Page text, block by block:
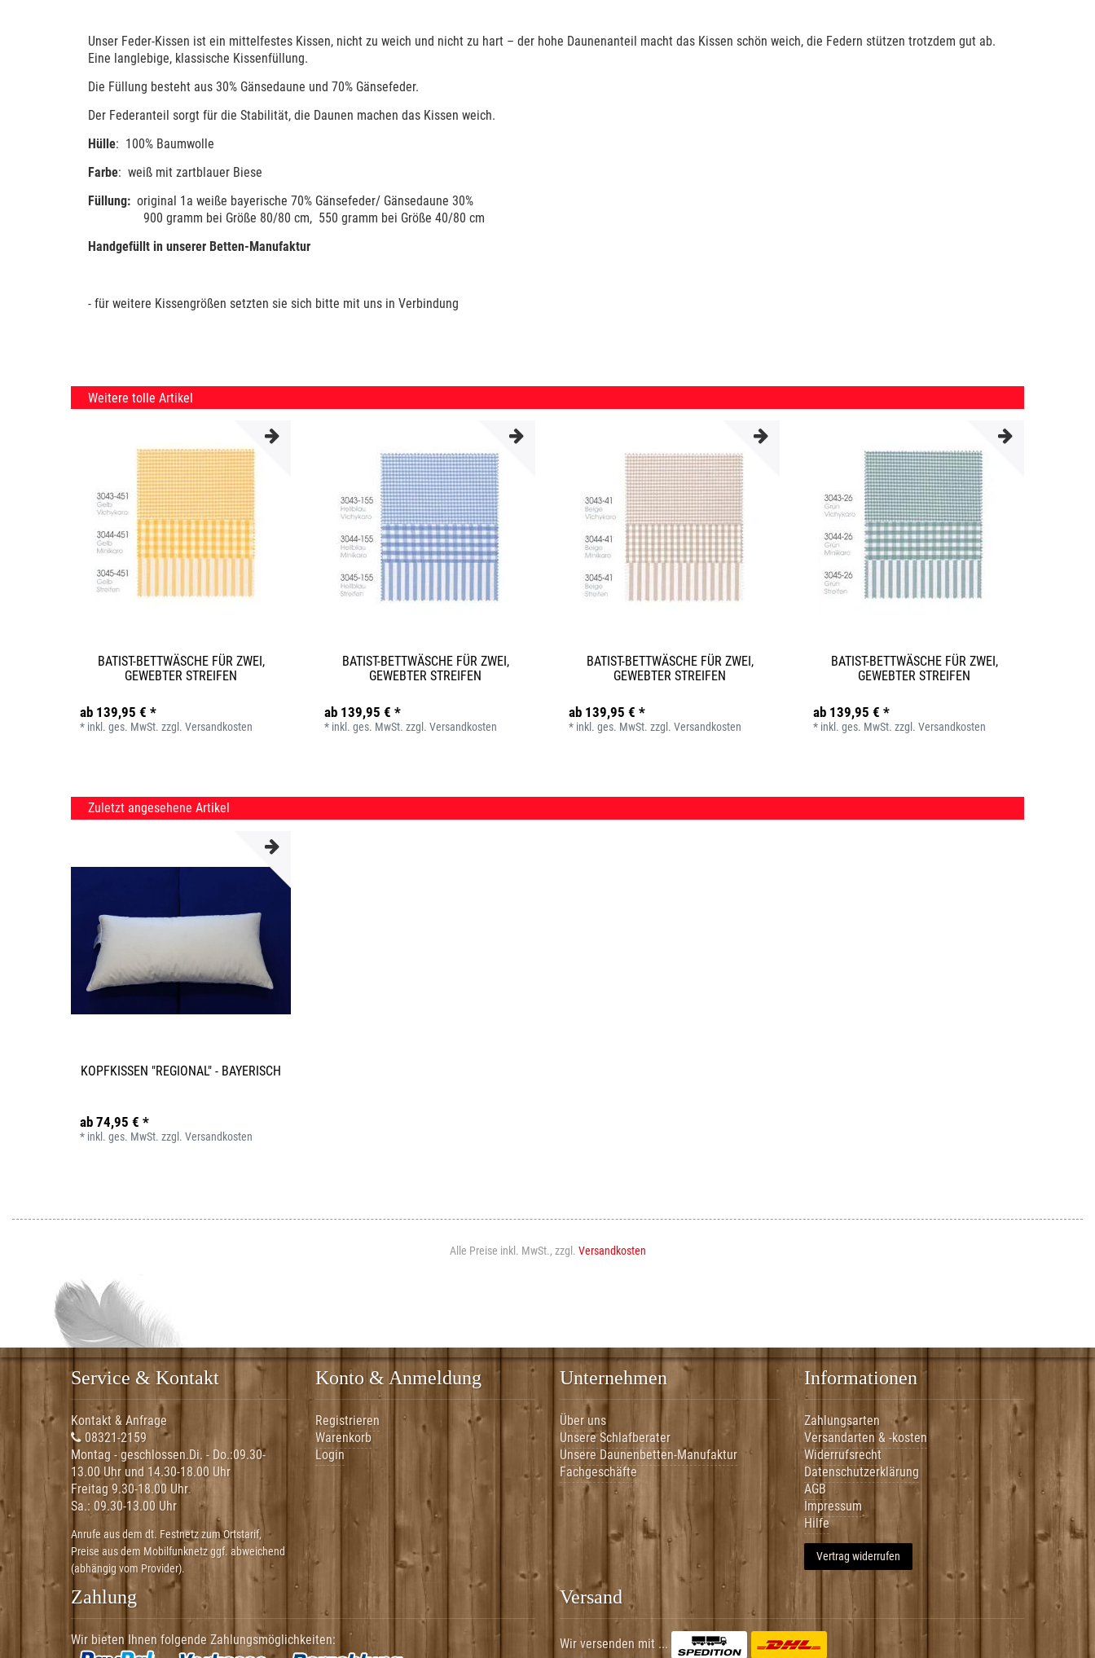
Unser Feder-Kissen ist ein mittelfestes Kissen, nicht zu weich und nicht zu hart – der hohe Daunenanteil macht das Kissen schön weich, die Federn stützen trotzdem gut ab.
Eine langlebige, klassische Kissenfüllung.
Die Füllung besteht aus 30% Gänsedaune und 70% Gänsefeder.
Der Federanteil sorgt für die Stabilität, die Daunen machen das Kissen weich.
Hülle: 100% Baumwolle
Farbe: weiß mit zartblauer Biese
Füllung: original 1a weiße bayerische 70% Gänsefeder/ Gänsedaune 30%
900 gramm bei Größe 80/80 cm, 550 gramm bei Größe 40/80 cm
Handgefüllt in unserer Betten-Manufaktur
- für weitere Kissengrößen setzten sie sich bitte mit uns in Verbindung
Weitere tolle Artikel
BATIST-BETTWÄSCHE FÜR ZWEI,
GEWEBTER STREIFEN
ab 139,95 € *
* inkl. ges. MwSt. zzgl.Versandkosten
BATIST-BETTWÄSCHE FÜR ZWEI,
GEWEBTER STREIFEN
ab 139,95 € *
* inkl. ges. MwSt. zzgl.Versandkosten
BATIST-BETTWÄSCHE FÜR ZWEI,
GEWEBTER STREIFEN
ab 139,95 € *
* inkl. ges. MwSt. zzgl.Versandkosten
BATIST-BETTWÄSCHE FÜR ZWEI,
GEWEBTER STREIFEN
ab 139,95 € *
* inkl. ges. MwSt. zzgl.Versandkosten
Zuletzt angesehene Artikel
KOPFKISSEN "REGIONAL" - BAYERISCH
ab 74,95 € *
* inkl. ges. MwSt. zzgl.Versandkosten
Alle Preise inkl. MwSt., zzgl. Versandkosten
Service & Kontakt
Kontakt & Anfrage
08321-2159
Montag - geschlossen.Di. - Do.:09.30-
13.00 Uhr und 14.30-18.00 Uhr
Freitag 9.30-18.00 Uhr
Sa.: 09.30-13.00 Uhr
Anrufe aus dem dt. Festnetz zum Ortstarif,
Preise aus dem Mobilfunknetz ggf. abweichend
(abhängig vom Provider).
Konto & Anmeldung
Registrieren
Warenkorb
Login
Unternehmen
Über uns
Unsere Schlafberater
Unsere Daunenbetten-Manufaktur
Fachgeschäfte
Informationen
Zahlungsarten
Versandarten & -kosten
Widerrufsrecht
Datenschutzerklärung
AGB
Impressum
Hilfe
Vertrag widerrufen
Zahlung
Wir bieten Ihnen folgende Zahlungsmöglichkeiten:
Versand
Wir versenden mit ...